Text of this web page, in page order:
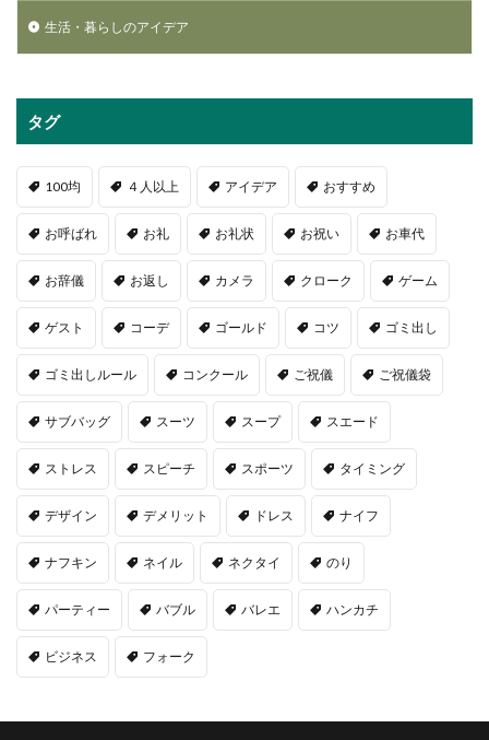
生活・暮らしのアイデア
タグ
100均 ４人以上 アイデア おすすめ
お呼ばれ お礼 お礼状 お祝い お車代
お辞儀 お返し カメラ クローク ゲーム
ゲスト コーデ ゴールド コツ ゴミ出し
ゴミ出しルール コンクール ご祝儀 ご祝儀袋
サブバッグ スーツ スープ スエード
ストレス スピーチ スポーツ タイミング
デザイン デメリット ドレス ナイフ
ナフキン ネイル ネクタイ のり
パーティー バブル バレエ ハンカチ
ビジネス フォーク